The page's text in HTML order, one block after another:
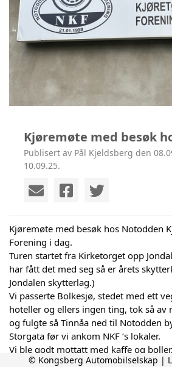
Kjøremøte med besøk
Publisert av Pål Kjeldsberg den
10.09.25.
Kjøremøte med besøk hos Notodden
Forening i dag.
Turen startet fra Kirketorget opp
har fått det med seg så er årets
Jondalen skytterlag.)
Vi passerte Bolkesjø, stedet med ett
hoteller og ellers ingen ting, tok så av
og fulgte så Tinnåa ned til Notodden
Storgata før vi ankom NKF ‘s lokaler.
Vi ble godt mottatt med kaffe og
og fin orientering av Oddvar Kollsete
© Kongsberg Automobilselskap |